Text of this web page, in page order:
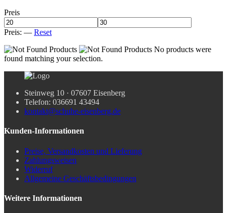
Preis
Preis: — Reset
No products were
found matching your selection.
Steinweg 10 · 07607 Eisenberg
Telefon: 036691 43494
kontakt@schuhe-eisenberg.de
Kunden-Informationen
Preise, Versandkosten und Lieferung
Zahlungsweisen
Widerruf
Allgemeine Geschäftsbedingungen
Weitere Informationen